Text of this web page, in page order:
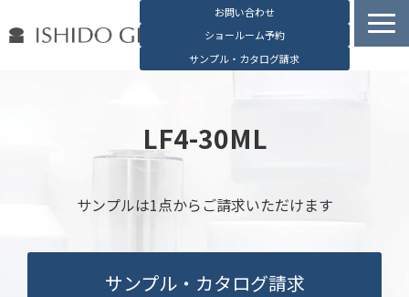
お問い合わせ
ショールーム予約
サンプル・カタログ請求
石堂硝子の特長
お役立ち資料
ブログ
会社概要
LF4-30ML
サンプルは1点からご請求いただけます
サンプル・カタログ請求